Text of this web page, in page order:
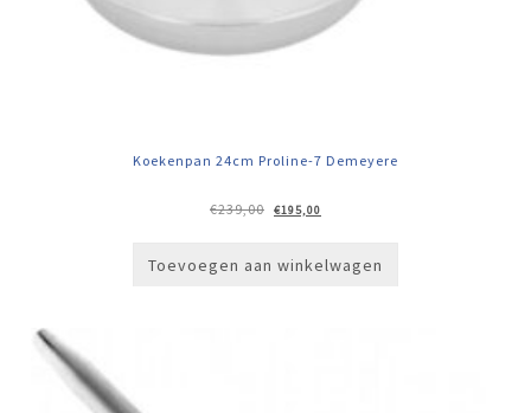
Koekenpan 24cm Proline-7 Demeyere
€239,00
Oorspronkelijke
prijs
€195,00
prijs
Toevoegen aan winkelwagen